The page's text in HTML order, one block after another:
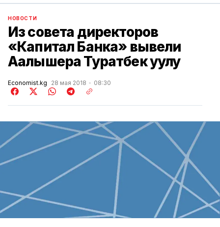
НОВОСТИ
Из совета директоров
«Капитал Банка» вывели
Аалышера Туратбек уулу
Economist.kg 28 мая 2018 08:30